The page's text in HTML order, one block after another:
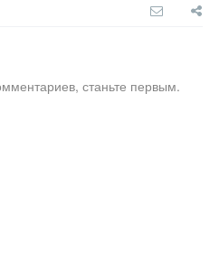
станьте первым.